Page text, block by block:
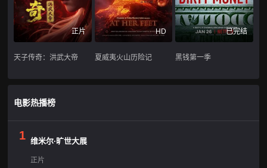
正片
天子传奇：洪武大帝
HD
夏威夷火山历险记
已完结
黑钱第一季
电影热播榜
1 维米尔·旷世大展
正片